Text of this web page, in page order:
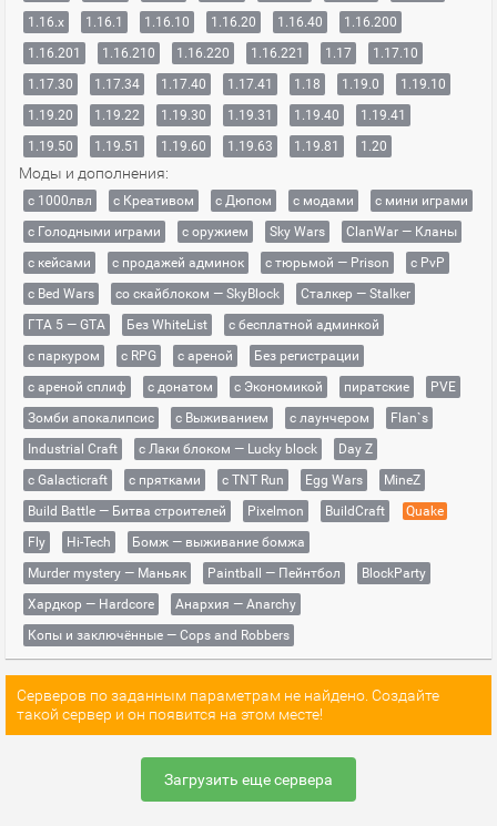
1.16.x
1.16.1 1.16.10 1.16.20 1.16.40
1.16.200
1.16.201
1.16.210 1.16.220 1.16.221 1.17
1.17.10
1.17.30
1.17.34 1.17.40 1.17.41 1.18 1.19.0
1.19.10
1.19.20
1.19.22 1.19.30 1.19.31 1.19.40
1.19.41
1.19.50
1.19.51 1.19.60 1.19.63 1.19.81 1.20
Моды и дополнения:
с 1000лвл c Креативом с Дюпом с модами
с мини играми
с Голодными играми
с оружием Sky Wars
ClanWar — Кланы
с кейсами
с продажей админок с тюрьмой — Prison
с PvP
с Bed Wars
со скайблоком — SkyBlock
Сталкер — Stalker
ГТА 5 — GTA
Без WhiteList
с бесплатной админкой
с паркуром
с RPG с ареной
Без регистрации
с ареной сплиф
с донатом с Экономикой пиратские
PVE
Зомби апокалипсис
с Выживанием с лаунчером
Flan`s
Industrial Craft
с Лаки блоком — Lucky block
Day Z
с Galacticraft
с прятками с TNT Run Egg Wars
MineZ
Build Battle — Битва строителей
Pixelmon BuildCraft
Quake
Fly
Hi-Tech
Бомж — выживание бомжа
Murder mystery — Маньяк
Paintball — Пейнтбол
BlockParty
Хардкор — Hardcore
Анархия — Anarchy
Копы и заключённые — Cops and Robbers
Серверов по заданным параметрам не найдено. Создайте
такой сервер и он появится на этом месте!
Загрузить еще сервера